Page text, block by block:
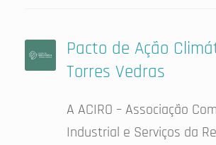
Pacto de Ação
Torres Vedras
A ACIRO – Associação
Industrial e Serviços da